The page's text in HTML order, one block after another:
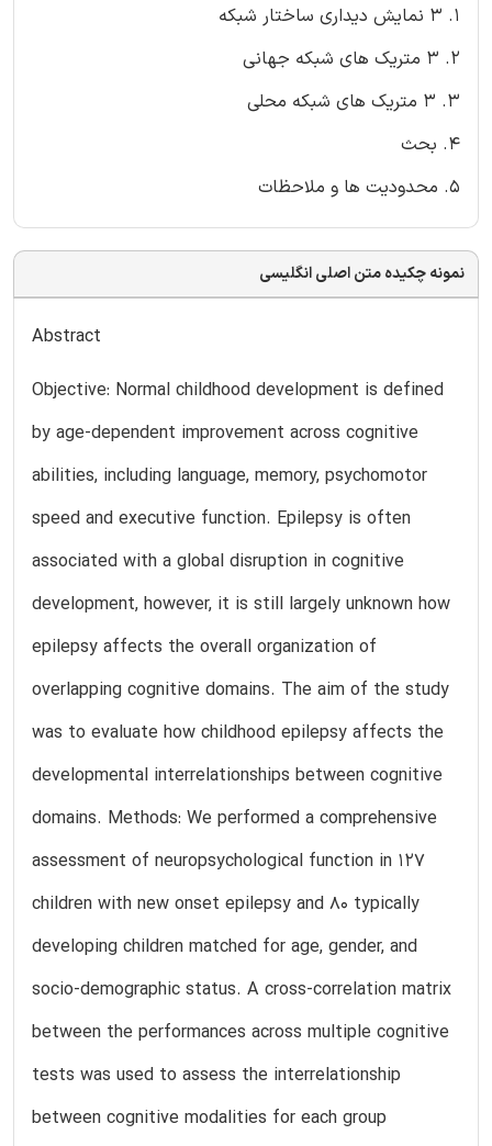
1. 3 نمایش دیداری ساختار شبکه
2. 3 متریک های شبکه جهانی
3. 3 متریک های شبکه محلی
4. بحث
5. محدودیت ها و ملاحظات
نمونه چکیده متن اصلی انگلیسی
Abstract
Objective: Normal childhood development is defined
by age-dependent improvement across cognitive
abilities, including language, memory, psychomotor
speed and executive function. Epilepsy is often
associated with a global disruption in cognitive
development, however, it is still largely unknown how
epilepsy affects the overall organization of
overlapping cognitive domains. The aim of the study
was to evaluate how childhood epilepsy affects the
developmental interrelationships between cognitive
domains. Methods: We performed a comprehensive
assessment of neuropsychological function in 127
children with new onset epilepsy and 80 typically
developing children matched for age, gender, and
socio-demographic status. A cross-correlation matrix
between the performances across multiple cognitive
tests was used to assess the interrelationship
between cognitive modalities for each group